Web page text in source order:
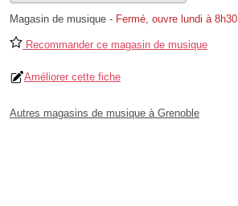
Magasin de musique - Fermé, ouvre lundi à 8h30
Recommander ce magasin de musique
Améliorer cette fiche
Autres magasins de musique à Grenoble